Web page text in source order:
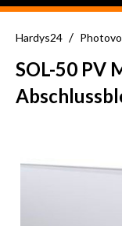
Hardys24 /
SOL-50 PV